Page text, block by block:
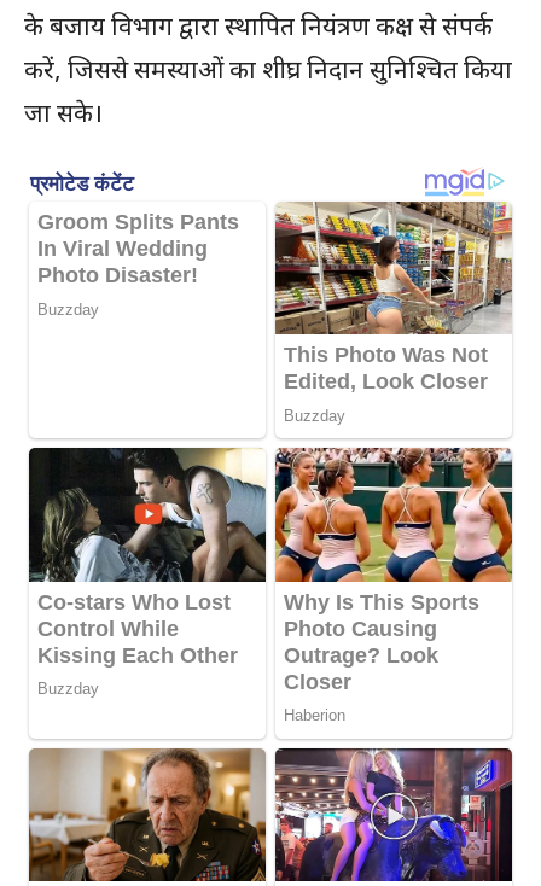
के बजाय विभाग द्वारा स्थापित नियंत्रण कक्ष से संपर्क
करें, जिससे समस्याओं का शीघ्र निदान सुनिश्चित किया
जा सके।